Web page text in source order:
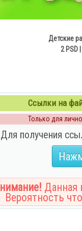
Детские
2 PSD
Ссылки на
Только для
Для получения
Данная
Вероятность